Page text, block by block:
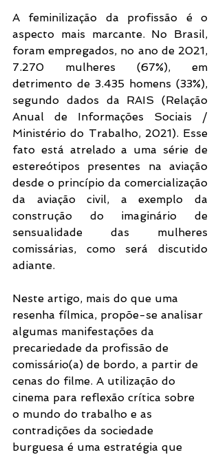
A feminilização da profissão é o
aspecto mais marcante. No Brasil,
foram empregados, no ano de 2021,
7.270 mulheres (67%), em
detrimento de 3.435 homens (33%),
segundo dados da RAIS (Relação
Anual de Informações Sociais /
Ministério do Trabalho, 2021). Esse
fato está atrelado a uma série de
estereótipos presentes na aviação
desde o princípio da comercialização
da aviação civil, a exemplo da
construção do imaginário de
sensualidade das mulheres
comissárias, como será discutido
adiante.
Neste artigo, mais do que uma
resenha fílmica, propõe-se analisar
algumas manifestações da
precariedade da profissão de
comissário(a) de bordo, a partir de
cenas do filme. A utilização do
cinema para reflexão crítica sobre
o mundo do trabalho e as
contradições da sociedade
burguesa é uma estratégia que